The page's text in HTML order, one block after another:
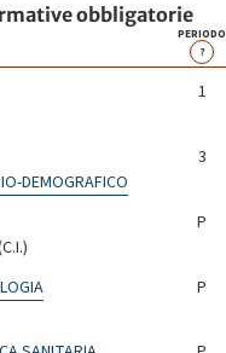
obbligatorie
PERIODO
?
1
DEMOGRAFICO
3
P
P